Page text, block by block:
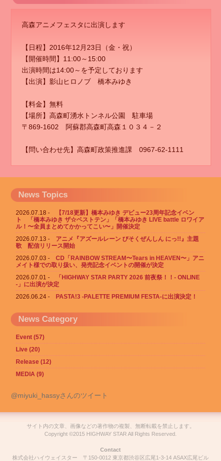
高森アニメフェスタに出演します
【日程】2016年12月23日（金・祝）
【開催時間】11:00～15:00
出演時間は14:00～を予定しております
【出演】影山ヒロノブ 橋本みゆき
【料金】無料
【場所】高森町湧水トンネル公園 駐車場
〒869-1602 阿蘇郡高森町高森１０３４－２
【問い合わせ先】高森町政策推進課 0967-62-1111
News Topics
2026.07.18
【7/18更新】橋本みゆき デビュー23周年記念イベン
ト 「橋本みゆき ザ☆ベストテン」「橋本みゆき LIVE battle ロワイア
ル！〜全員まとめてかかってこい〜」開催決定
2026.07.13
アニメ『アズールレーン びそくぜんしん にっ!!』主題
歌 配信リリース開始
2026.07.03
CD「RAINBOW STREAM〜Tears in HEAVEN〜」アニ
メイト様での取り扱い、発売記念イベントの開催が決定
2026.07.01
「HIGHWAY STAR PARTY 2026 前夜祭！！- ONLINE
-」に出演が決定
2026.06.24
PASTA!3 -PALETTE PREMIUM FESTA-に出演決定！
News Category
Event (57)
Live (20)
Release (12)
MEDIA (9)
@miyuki_hassyさんのツイート
サイト内の文章、画像などの著作物の複製、無断転載を禁止します。
Copyright ©2015 HIGHWAY STAR All Rights Reserved.
Contact
株式会社ハイウェイスター 〒150-0012 東京都渋谷区広尾1-3-14 ASAX広尾ビル